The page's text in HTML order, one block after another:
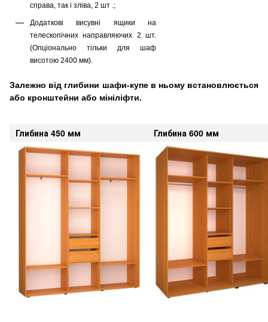
справа, так і зліва, 2 шт .;
Додаткові висувні ящики на
телескопічних направляючих 2 шт.
(Опціонально тільки для шаф
висотою 2400 мм).
Залежно від глибини шафи-купе в ньому встановлюється
або кронштейни або мініліфти.
Глибина 450 мм Глибина 600 мм